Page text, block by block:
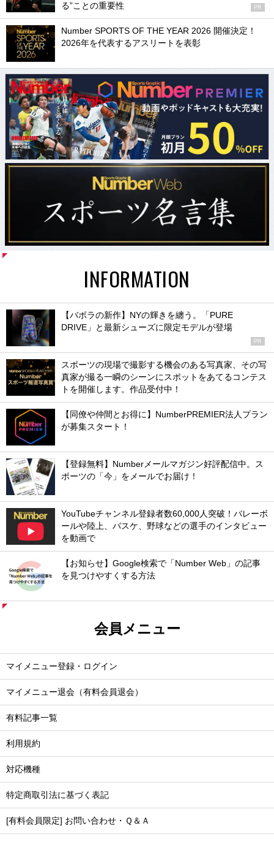
る”ことの重要性
PR
Number SPORTS OF THE YEAR 2026 開催決定！
2026年を代表するアスリートを表彰
INFORMATION
【バボラの新作】NYの輝きを纏う。「PURE
DRIVE」と最新シューズに限定モデルが登場
PR
スポーツの現場で撮影する機会のある写真家、その写
真家が撮る一瞬のシーンにスポットをあてるコンテス
トを開催します。作品受付中！
【同僚や仲間とお得に】NumberPREMIER法人プラン
が募集スタート！
【登録無料】Numberメールマガジン好評配信中。ス
ポーツの「今」をメールでお届け！
YouTubeチャンネル登録者数60,000人突破！バレーボ
ールや陸上、バスケ、野球などの選手のインタビュー
を動画で
【お知らせ】Google検索で「Number Web」の記事
を見つけやすくする方法
会員メニュー
マイメニュー登録・ログイン
マイメニュー退会（有料会員退会）
有料記事一覧
利用規約
対応機種
特定商取引法に基づく表記
[有料会員限定] お問い合わせ・Ｑ＆Ａ